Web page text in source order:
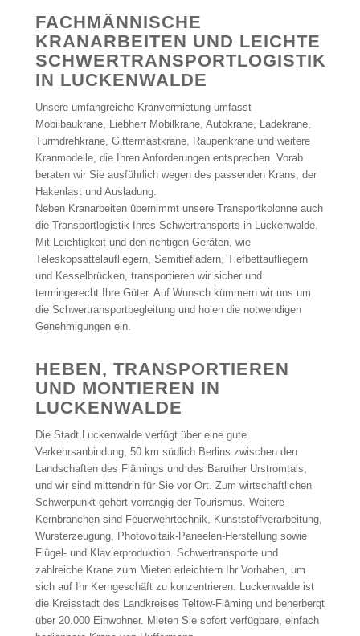
FACHMÄNNISCHE
KRANARBEITEN UND LEICHTE
SCHWERTRANSPORTLOGISTIK
IN LUCKENWALDE
Unsere umfangreiche Kranvermietung umfasst
Mobilbaukrane, Liebherr Mobilkrane, Autokrane, Ladekrane,
Turmdrehkrane, Gittermastkrane, Raupenkrane und weitere
Kranmodelle, die Ihren Anforderungen entsprechen. Vorab
beraten wir Sie ausführlich wegen des passenden Krans, der
Hakenlast und Ausladung.
Neben Kranarbeiten übernimmt unsere Transportkolonne auch
die Transportlogistik Ihres Schwertransports in Luckenwalde.
Mit Leichtigkeit und den richtigen Geräten, wie
Teleskopsattelaufliegern, Semitiefladern, Tiefbettaufliegern
und Kesselbrücken, transportieren wir sicher und
termingerecht Ihre Güter. Auf Wunsch kümmern wir uns um
die Schwertransportbegleitung und holen die notwendigen
Genehmigungen ein.
HEBEN, TRANSPORTIEREN
UND MONTIEREN IN
LUCKENWALDE
Die Stadt Luckenwalde verfügt über eine gute
Verkehrsanbindung, 50 km südlich Berlins zwischen den
Landschaften des Flämings und des Baruther Urstromtals,
und wir sind mittendrin für Sie vor Ort. Zum wirtschaftlichen
Schwerpunkt gehört vorrangig der Tourismus. Weitere
Kernbranchen sind Feuerwehrtechnik, Kunststoffverarbeitung,
Wursterzeugung, Photovoltaik-Paneelen-Herstellung sowie
Flügel- und Klavierproduktion. Schwertransporte und
zahlreiche Krane zum Mieten erleichtern Ihr Vorhaben, um
sich auf Ihr Kerngeschäft zu konzentrieren. Luckenwalde ist
die Kreisstadt des Landkreises Teltow-Fläming und beherbergt
über 20.000 Einwohner. Mieten Sie sofort verfügbare, einfach